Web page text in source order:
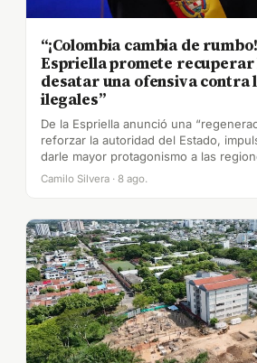
“¡Colombia cambia de
Espriella promete
desatar una ofensiva contra
ilegales”
De la Espriella anunció una
reforzar la autoridad del Estado,
darle mayor protagonismo a las
Camilo Silvera · 8 ago.